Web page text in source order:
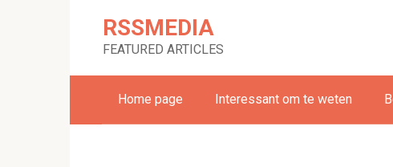
RSSMEDIA
FEATURED ARTICLES
Home page Interessant om te weten